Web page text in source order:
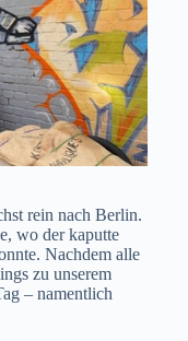
rein nach Berlin.
wo der kaputte
Nachdem alle
zu unserem
– namentlich